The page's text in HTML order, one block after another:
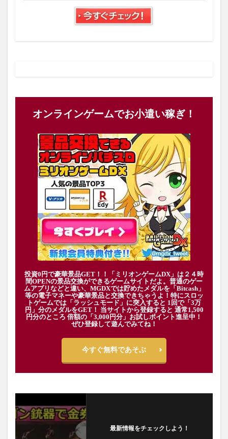
オンラインゲームでお小遣い稼ぎ！
投資0円で豪華景品GET！！「ミリオンゲームDX」は２４時
間OPENの景品交換ができるゲームサイトだよ。普通のゲー
ムアプリなどと違い、MGDXでは貯めたメダルを「Bitcash」
等の電子マネーや豪華景品と交換できちゃうよ！特にスロッ
トゲームでは「ラッシュモード」に突入すると 1回で「3万
円」分のメダルをGET！ 当サイトから登録すると 通常1,500
円分のところ 倍額の「3,000円分」お試しポイント進呈中！
ぜひ登録して遊んでみてね！
今すぐ無料であそぶ
最新情報をチェックしよう！